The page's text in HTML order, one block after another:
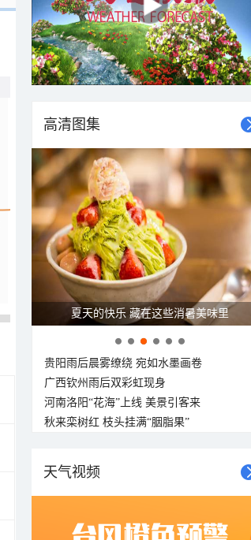
20时 21时 22时 23时 00时 01
南风
<3级
南风
<3级
北风
<3级
南风
<3级
南
<3
28°C 27°C 27°C 26°C 26°C
高清图集
夏天的快乐 藏在这些消暑美味里
贵阳雨后晨雾缭绕 宛如水墨画卷
广西钦州雨后双彩虹现身
河南洛阳“花海”上线 美景引客来
秋来栾树红 枝头挂满“胭脂果”
天气视频